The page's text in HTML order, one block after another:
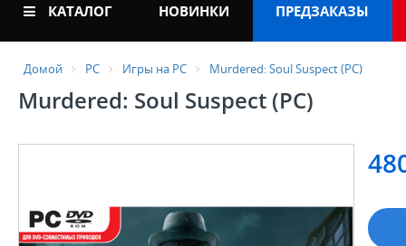
КАТАЛОГ НОВИНКИ ПРЕДЗАКАЗЫ
Домой PC Игры на PC Murdered: Soul Suspect (PC)
Murdered: Soul Suspect (PC)